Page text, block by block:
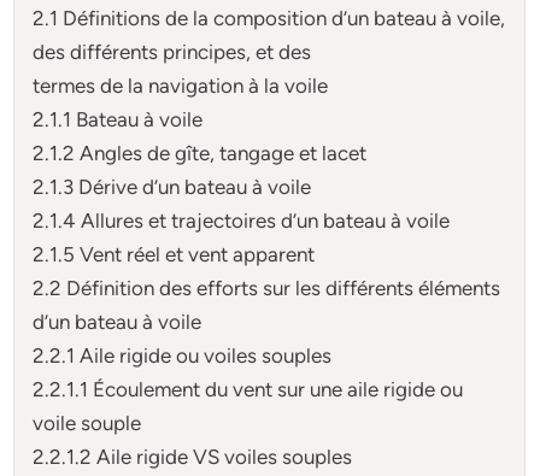
2.1 Définitions de la composition d’un bateau à voile,
des différents principes, et des
termes de la navigation à la voile
2.1.1 Bateau à voile
2.1.2 Angles de gîte, tangage et lacet
2.1.3 Dérive d’un bateau à voile
2.1.4 Allures et trajectoires d’un bateau à voile
2.1.5 Vent réel et vent apparent
2.2 Définition des efforts sur les différents éléments
d’un bateau à voile
2.2.1 Aile rigide ou voiles souples
2.2.1.1 Écoulement du vent sur une aile rigide ou
voile souple
2.2.1.2 Aile rigide VS voiles souples